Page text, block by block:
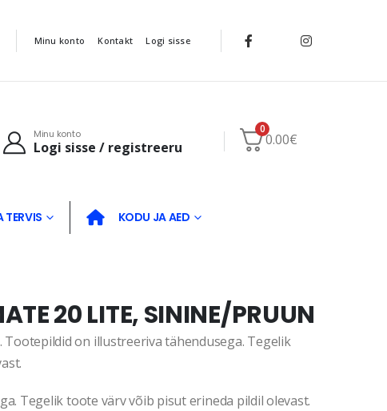
Minu konto Kontakt Logi sisse
Minu konto
Logi sisse / registreeru
0
0.00€
TERVIS KODU JA AED
20 LITE, SININE/PRUUN
Tootepildid on illustreeriva tähendusega. Tegelik
Tegelik toote värv võib pisut erineda pildil olevast.